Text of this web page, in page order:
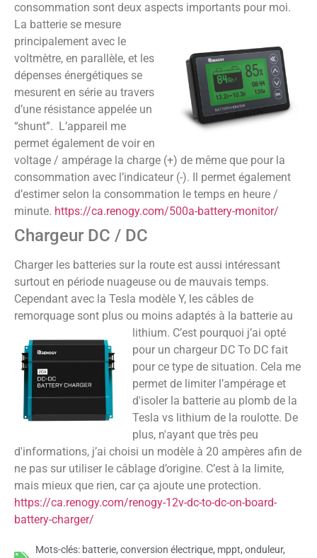
consommation sont deux aspects importants pour moi.
La batterie se mesure
principalement avec le
voltmètre, en parallèle, et les
dépenses énergétiques se
mesurent en série au travers
d’une résistance appelée un
“shunt”. L’appareil me
permet également de voir en
voltage / ampérage la charge (+) de même que pour la
consommation avec l’indicateur (-). Il permet également
d’estimer selon la consommation le temps en heure /
minute. https://ca.renogy.com/500a-battery-monitor/
Chargeur DC / DC
Charger les batteries sur la route est aussi intéressant
surtout en période nuageuse ou de mauvais temps.
Cependant avec la Tesla modèle Y, les câbles de
remorquage sont plus ou moins adaptés à la batterie au
lithium. C’est pourquoi j’ai opté
pour un chargeur DC To DC fait
pour ce type de situation. Cela me
permet de limiter l’ampérage et
d'isoler la batterie au plomb de la
Tesla vs lithium de la roulotte. De
plus, n'ayant que très peu
d'informations, j’ai choisi un modèle à 20 ampères afin de
ne pas sur utiliser le câblage d’origine. C’est à la limite,
mais mieux que rien, car ça ajoute une protection.
https://ca.renogy.com/renogy-12v-dc-to-dc-on-board-
battery-charger/
Mots-clés: batterie, conversion électrique, mppt, onduleur,